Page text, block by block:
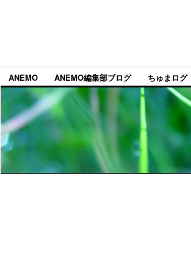
ANEMO ANEMO編集部ブログ ちゅまログ